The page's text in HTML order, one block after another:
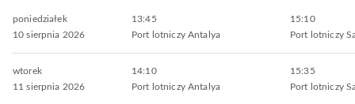
poniedziałek
10 sierpnia 2026
13:45
Port lotniczy Antalya
15:10
Port lotniczy
wtorek
11 sierpnia 2026
14:10
Port lotniczy Antalya
15:35
Port lotniczy